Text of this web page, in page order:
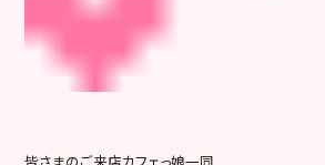
皆さまのご来店カフェっ娘一同